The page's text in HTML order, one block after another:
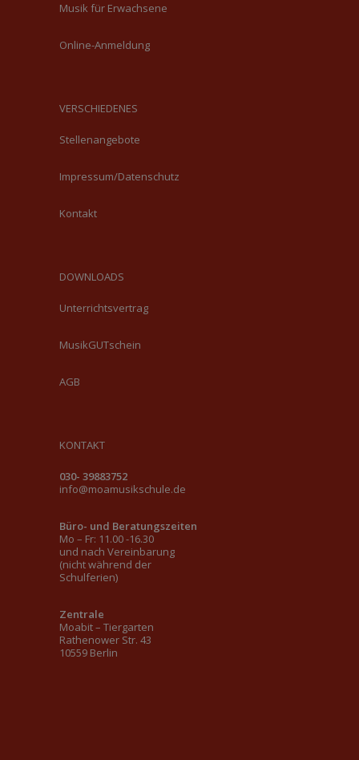
Musik für Erwachsene
Online-Anmeldung
VERSCHIEDENES
Stellenangebote
Impressum/Datenschutz
Kontakt
DOWNLOADS
Unterrichtsvertrag
MusikGUTschein
AGB
KONTAKT
030- 39883752
info@moamusikschule.de
Büro- und Beratungszeiten
Mo – Fr: 11.00 -16.30
und nach Vereinbarung
(nicht während der
Schulferien)
Zentrale
Moabit – Tiergarten
Rathenower Str. 43
10559 Berlin